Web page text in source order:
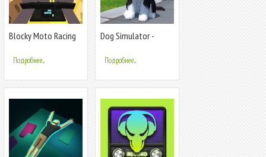
Blocky Moto Racing
Подробнее...
Dog Simulator -
Подробнее...